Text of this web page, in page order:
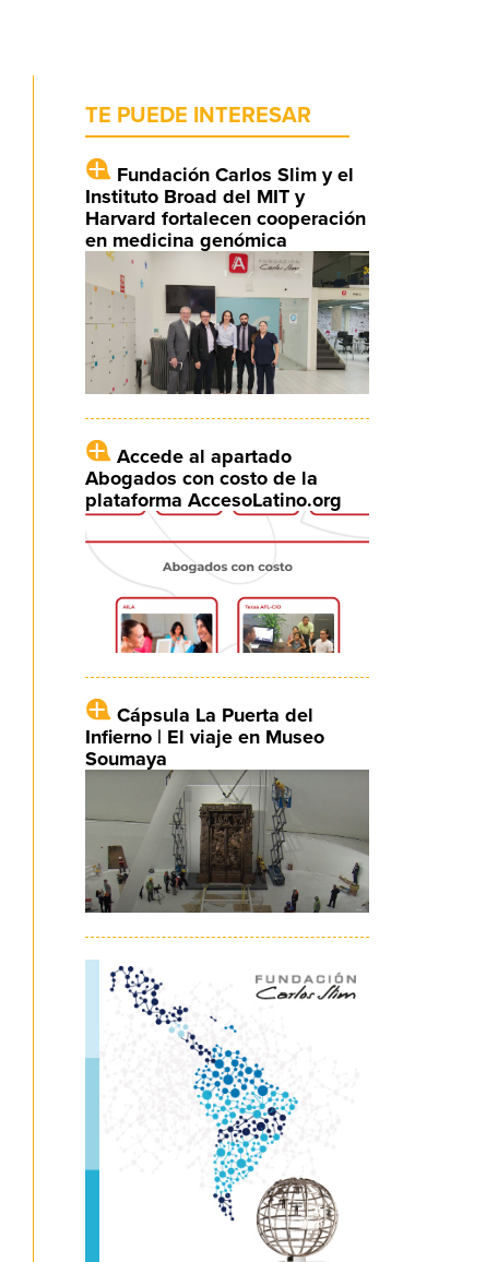
TE PUEDE INTERESAR
Fundación Carlos Slim y el
Instituto Broad del MIT y
Harvard fortalecen cooperación
en medicina genómica
Accede al apartado
Abogados con costo de la
plataforma AccesoLatino.org
Cápsula La Puerta del
Infierno | El viaje en Museo
Soumaya